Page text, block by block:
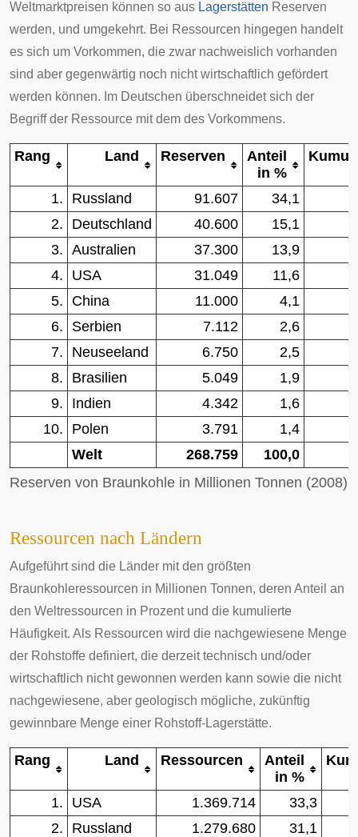
Weltmarktpreisen können so aus Lagerstätten Reserven
werden, und umgekehrt. Bei Ressourcen hingegen handelt
es sich um Vorkommen, die zwar nachweislich vorhanden
sind aber gegenwärtig noch nicht wirtschaftlich gefördert
werden können. Im Deutschen überschneidet sich der
Begriff der Ressource mit dem des Vorkommens.
Reserven von Braunkohle in Millionen Tonnen (2008)
Rang Land Reserven
Anteil
in %
1. Russland 91.607
34,1
2.
Deutschland 40.600
15,1
3. Australien 37.300
13,9
4.
USA 31.049
11,6
5.
China 11.000
4,1
6.
Serbien 7.112
2,6
7.
Neuseeland 6.750
2,5
8.
Brasilien 5.049
1,9
9.
Indien 4.342
1,6
10.
Polen 3.791
1,4
Welt
268.759 100,0
Ressourcen nach Ländern
Aufgeführt sind die Länder mit den größten
Braunkohleressourcen in Millionen Tonnen, deren Anteil an
den Weltressourcen in Prozent und die kumulierte
Häufigkeit. Als Ressourcen wird die nachgewiesene Menge
der Rohstoffe definiert, die derzeit technisch und/oder
wirtschaftlich nicht gewonnen werden kann sowie die nicht
nachgewiesene, aber geologisch mögliche, zukünftig
gewinnbare Menge einer Rohstoff-Lagerstätte.
Rang Land Ressourcen
Anteil
in %
1. USA 1.369.714
33,3
2.
Russland 1.279.680
31,1